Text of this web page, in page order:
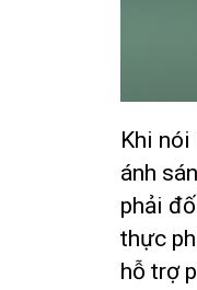
Khi nói
ánh
phải
thực
hỗ trợ